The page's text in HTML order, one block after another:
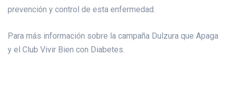
prevención y control de esta enfermedad.
Para más información sobre la campaña Dulzura que Apaga
y el Club Vivir Bien con Diabetes.